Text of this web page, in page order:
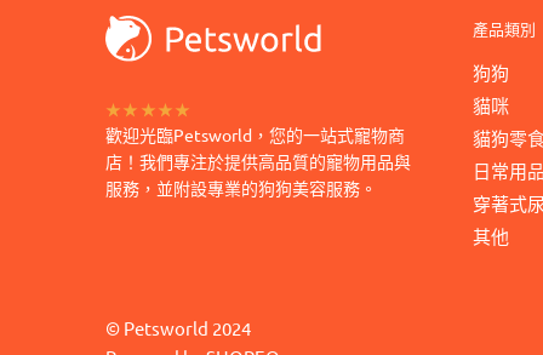
頁
面
擇
選
項
產
品
頁
面
選
擇
選
項
★★★★★
歡迎光臨Petsworld，您的一站式寵物商
店！我們專注於提供高品質的寵物用品與
服務，並附設專業的狗狗美容服務。
產品類別
狗狗
貓咪
貓狗零
日常用
穿著式
其他
© Petsworld 2024